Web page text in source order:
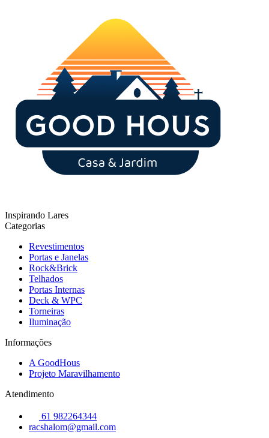
Inspirando Lares
Categorias
Revestimentos
Portas e Janelas
Rock&Brick
Telhados
Portas Internas
Deck & WPC
Torneiras
Iluminação
Informações
A GoodHous
Projeto Maravilhamento
Atendimento
61 982264344
racshalom@gmail.com